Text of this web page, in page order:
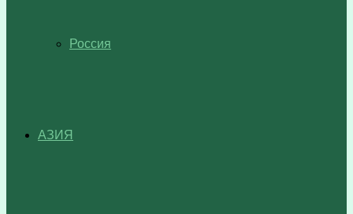
Россия
АЗИЯ